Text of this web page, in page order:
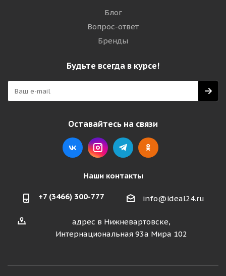
Блог
Вопрос-ответ
Бренды
Будьте всегда в курсе!
Оставайтесь на связи
Наши контакты
+7 (3466) 300-777 info@ideal24.ru
адрес в Нижневартовске,
Интернациональная 93а Мира 102